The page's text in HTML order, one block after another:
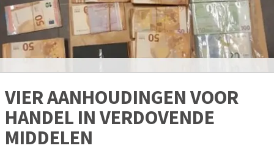
VIER AANHOUDINGEN VOOR
HANDEL IN VERDOVENDE
MIDDELEN